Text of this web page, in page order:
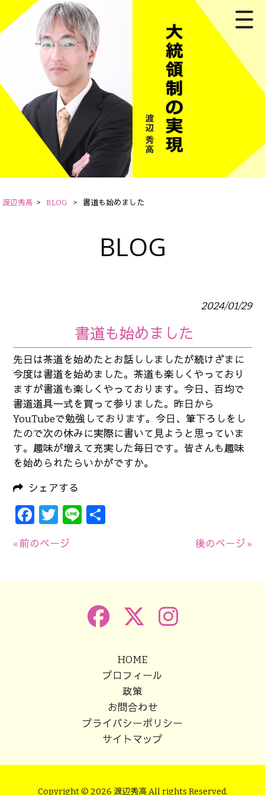
渡辺秀高 > BLOG > 書道も始めました
BLOG
2024/01/29
書道も始めました
先日は茶道を始めたとお話ししましたが続けざまに
今度は書道を始めました。茶道も楽しくやっており
ますが書道も楽しくやっております。今日、百均で
書道道具一式を買って参りました。昨日から
YouTubeで勉強しております。今日、筆下ろしをし
たので次の休みに実際に書いて見ようと思っていま
す。趣味が増えて充実した毎日です。皆さんも趣味
を始められたらいかがですか。
シェアする
Facebook
Twitter
Line
« 前のページ 後のページ »
HOME
プロフィール
政策
お問合わせ
プライバシーポリシー
サイトマップ
Copyright © 2026 渡辺秀高 All rights Reserved.